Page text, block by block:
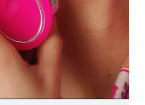
4 go
or gym bag
護膚
cleansers & balm
設備
facelift devices
3 go
red light therapy
& hydration
4 baby
0-3
Teeth Whitening Set
+ sonic device & 18% PAP gel
102
clinical anti-aging
103
clinical anti-aging set
202
211
neck & décolleté LED mask
301
strengthening scalp massager
Scalp Serum
probiotic serum
肌膚年輕化
501
Red Light Therapy
502
Red Light Therapy
8/8/26
8/8/26